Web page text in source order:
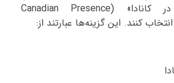
«شرایط حضور در کانادا» (Canadian Presence